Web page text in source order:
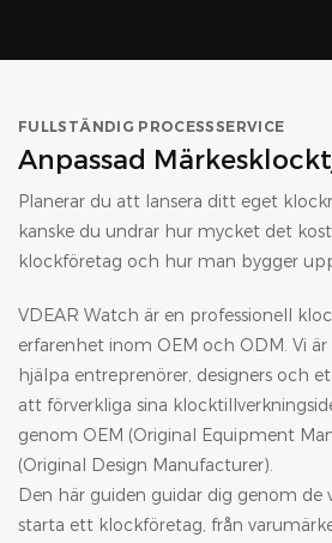
FULLSTÄNDIG PROCESSSERVICE
Anpassad
Planerar du att lansera ditt eget
kanske du undrar hur mycket det
klockföretag och hur man bygger
VDEAR Watch är en professionell
erfarenhet inom OEM och ODM. Vi
hjälpa entreprenörer, designers och
att förverkliga sina
genom OEM (Original Equipment
(Original Design Manufacturer).
Den här guiden guidar dig genom de
starta ett klockföretag, från